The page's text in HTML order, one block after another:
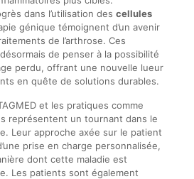
dans l’utilisation des cellules
génique témoignent d’un avenir
de l’arthrose. Ces
de penser à la possibilité
perdu, offrant une nouvelle lueur
en quête de solutions durables.
et les pratiques comme
représentent un tournant dans le
Leur approche axée sur le patient
prise en charge personnalisée,
dont cette maladie est
Les patients sont également